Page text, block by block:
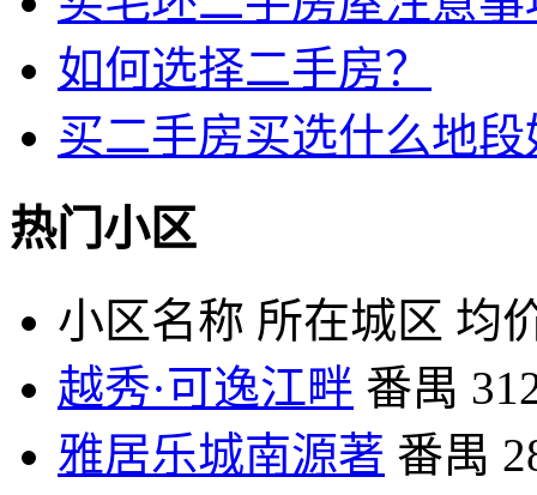
如何选择二手房？
买二手房买选什么地段
热门小区
小区名称 所在城区 均
越秀·可逸江畔 番禺
雅居乐城南源著 番禺